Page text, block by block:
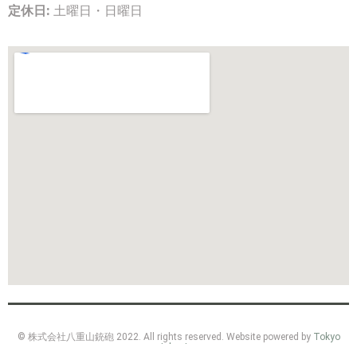
定休日: 土曜日・日曜日
© 株式会社八重山銃砲 2022. All rights reserved. Website powered by Tokyo